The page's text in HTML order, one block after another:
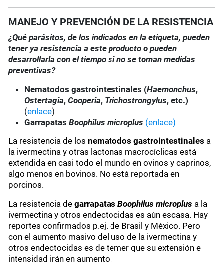
MANEJO Y PREVENCIÓN DE LA RESISTENCIA
¿Qué parásitos, de los indicados en la etiqueta, pueden
tener ya resistencia a este producto o pueden
desarrollarla con el tiempo si no se toman medidas
preventivas?
Nematodos gastrointestinales (Haemonchus,
Ostertagia,Cooperia, Trichostrongylus, etc.)
(enlace)
GarrapatasBoophilus microplus (enlace)
La resistencia de losnematodos gastrointestinales a
la ivermectina y otras lactonas macrocíclicas está
extendida en casi todo el mundo en ovinos y caprinos,
algo menos en bovinos. No está reportada en
porcinos.
La resistencia degarrapatasBoophilus microplus a la
ivermectina y otros endectocidas es aún escasa. Hay
reportes confirmados p.ej. de Brasil y México. Pero
con el aumento masivo del uso de la ivermectina y
otros endectocidas es de temer que su extensión e
intensidad irán en aumento.